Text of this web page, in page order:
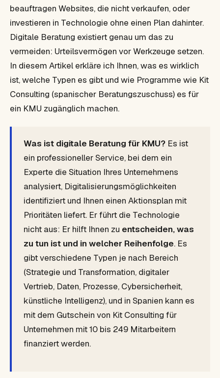
beauftragen Websites, die nicht verkaufen, oder
investieren in Technologie ohne einen Plan dahinter.
Digitale Beratung existiert genau um das zu
vermeiden: Urteilsvermögen vor Werkzeuge setzen.
In diesem Artikel erkläre ich Ihnen, was es wirklich
ist, welche Typen es gibt und wie Programme wie Kit
Consulting (spanischer Beratungszuschuss) es für
ein KMU zugänglich machen.
Was ist digitale Beratung für KMU? Es ist
ein professioneller Service, bei dem ein
Experte die Situation Ihres Unternehmens
analysiert, Digitalisierungsmöglichkeiten
identifiziert und Ihnen einen Aktionsplan mit
Prioritäten liefert. Er führt die Technologie
nicht aus: Er hilft Ihnen zu entscheiden, was
zu tun ist und in welcher Reihenfolge. Es
gibt verschiedene Typen je nach Bereich
(Strategie und Transformation, digitaler
Vertrieb, Daten, Prozesse, Cybersicherheit,
künstliche Intelligenz), und in Spanien kann es
mit dem Gutschein von Kit Consulting für
Unternehmen mit 10 bis 249 Mitarbeitern
finanziert werden.